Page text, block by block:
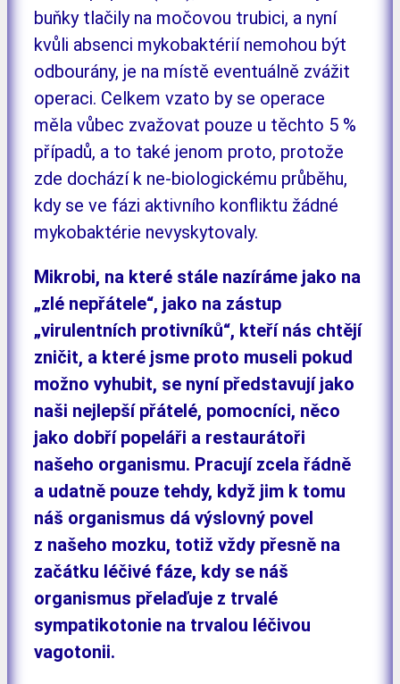
buňky tlačily na močovou trubici, a nyní
kvůli absenci mykobaktérií nemohou být
odbourány, je na místě eventuálně zvážit
operaci. Celkem vzato by se operace
měla vůbec zvažovat pouze u těchto 5 %
případů, a to také jenom proto, protože
zde dochází k ne-biologickému průběhu,
kdy se ve fázi aktivního konfliktu žádné
mykobaktérie nevyskytovaly.
Mikrobi, na které stále nazíráme jako na
„zlé nepřátele“, jako na zástup
„virulentních protivníků“, kteří nás chtějí
zničit, a které jsme proto museli pokud
možno vyhubit, se nyní představují jako
naši nejlepší přátelé, pomocníci, něco
jako dobří popeláři a restaurátoři
našeho organismu. Pracují zcela řádně
a udatně pouze tehdy, když jim k tomu
náš organismus dá výslovný povel
z našeho mozku, totiž vždy přesně na
začátku léčivé fáze, kdy se náš
organismus přelaďuje z trvalé
sympatikotonie na trvalou léčivou
vagotonii.